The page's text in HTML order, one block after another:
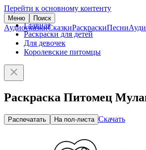
Перейти к основному контенту
Меню Поиск
АудиосказкиСказкиРаскраскиПесни
Главная
Раскраски для детей
Для девочек
Королевские питомцы
Раскраска Питомец
Распечатать На пол-листа Скачать